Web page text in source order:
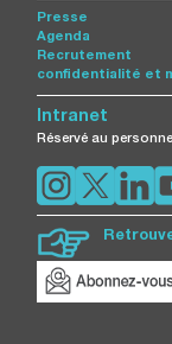
Presse
Agenda
Recrutement
confidentialité et
Intranet
Réservé au personnel